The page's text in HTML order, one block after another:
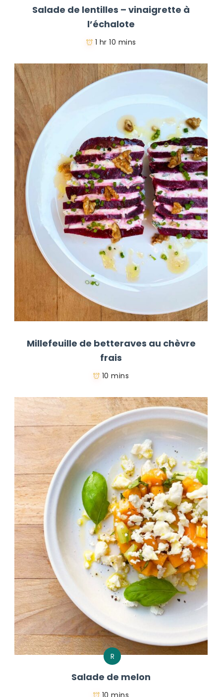
Salade de lentilles – vinaigrette à
l’échalote
1 hr 10 mins
Millefeuille de betteraves au chèvre
frais
10 mins
R
Salade de melon